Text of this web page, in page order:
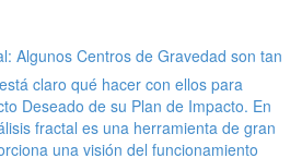
Algunos Centros de Gravedad son tan
claro qué hacer con ellos para
Deseado de su Plan de Impacto. En
fractal es una herramienta de gran
una visión del funcionamiento